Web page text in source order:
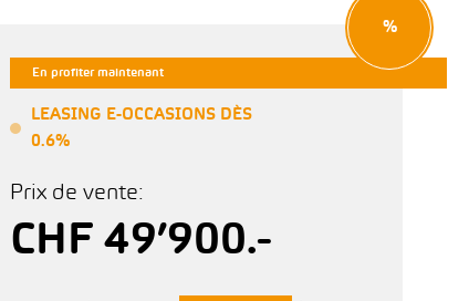
En profiter maintenant
%
LEASING E-OCCASIONS DÈS
0.6%
Prix de vente:
CHF 49’900.-